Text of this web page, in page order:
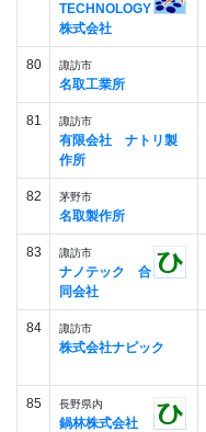
TECHNOLOGY
株式会社
80 諏訪市
名取工業所
81 諏訪市
有限会社 ナトリ製
作所
82 茅野市
名取製作所
83 諏訪市
ナノテック 合
同会社
84 諏訪市
株式会社ナピック
85 長野県内
鍋林株式会社